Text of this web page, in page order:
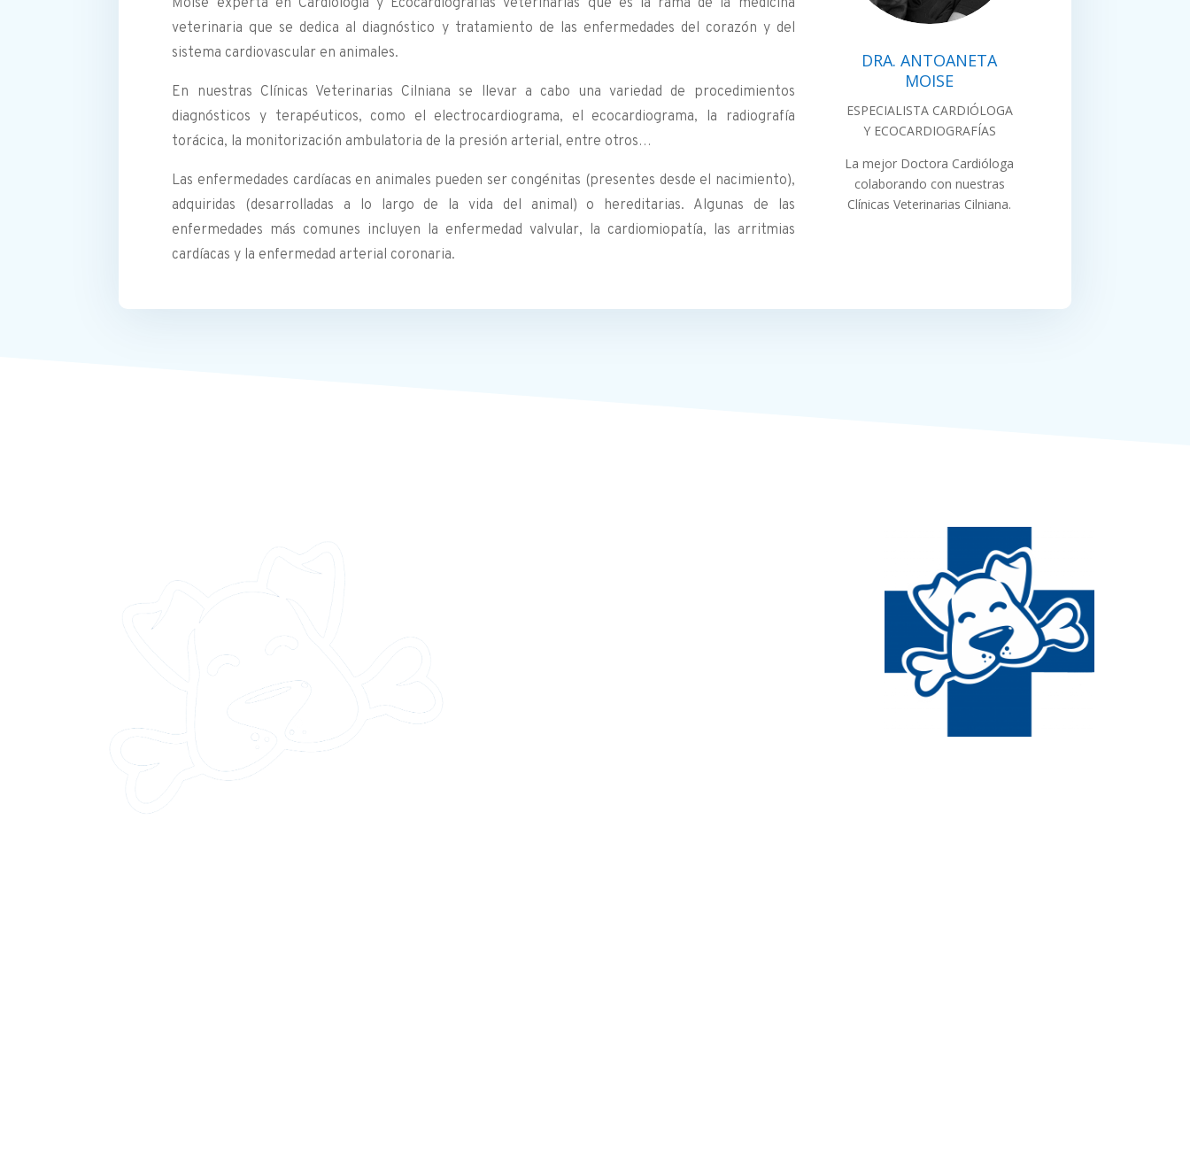
Moise experta en Cardiología y Ecocardiografías veterinarias que es la rama de la medicina
veterinaria que se dedica al diagnóstico y tratamiento de las enfermedades del corazón y del
sistema cardiovascular en animales.
En nuestras Clínicas Veterinarias Cilniana se llevar a cabo una variedad de procedimientos
diagnósticos y terapéuticos, como el electrocardiograma, el ecocardiograma, la radiografía
torácica, la monitorización ambulatoria de la presión arterial, entre otros…
Las enfermedades cardíacas en animales pueden ser congénitas (presentes desde el nacimiento),
adquiridas (desarrolladas a lo largo de la vida del animal) o hereditarias. Algunas de las
enfermedades más comunes incluyen la enfermedad valvular, la cardiomiopatía, las arritmias
cardíacas y la enfermedad arterial coronaria.
DRA. ANTOANETA
MOISE
ESPECIALISTA CARDIÓLOGA
Y ECOCARDIOGRAFÍAS
La mejor Doctora Cardióloga
colaborando con nuestras
Clínicas Veterinarias Cilniana.